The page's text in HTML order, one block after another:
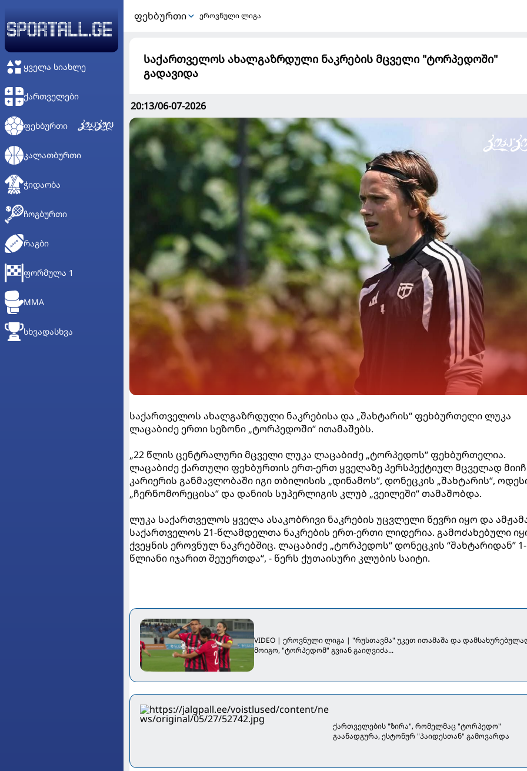
ᲧᲕᲔᲚᲐ ᲡᲘᲐᲮᲚᲔ
ᲥᲐᲠᲗᲕᲔᲚᲔᲑᲘ
ᲤᲔᲮᲑᲣᲠᲗᲘ
ᲙᲐᲚᲐᲗᲑᲣᲠᲗᲘ
ᲭᲘᲓᲐᲝᲑᲐ
ᲩᲝᲒᲑᲣᲠᲗᲘ
ᲠᲐᲒᲑᲘ
ᲤᲝᲠᲛᲣᲚᲐ 1
MMA
ᲡᲮᲕᲐᲓᲐᲡᲮᲕᲐ
ᲤᲔᲮᲑᲣᲠᲗᲘ ეროვნული ლიგა
საქართველოს ახალგაზრდული ნაკრების მცველი "ტორპედოში"
გადავიდა
20:13/06-07-2026
საქართველოს ახალგაზრდული ნაკრებისა და „შახტარის“ ფეხბურთელი ლუკა
ლაცაბიძე ერთი სეზონი „ტორპედოში“ ითამაშებს.
„22 წლის ცენტრალური მცველი ლუკა ლაცაბიძე „ტორპედოს“ ფეხბურთელია.
ლაცაბიძე ქართული ფეხბურთის ერთ-ერთ ყველაზე პერსპექტიულ მცველად
კარიერის განმავლობაში იგი თბილისის „დინამოს“, დონეცკის „შახტარის“,
„ჩერნომორეცისა“ და დანიის სუპერლიგის კლუბ „ვეილეში“ თამაშობდა.
ლუკა საქართველოს ყველა ასაკობრივი ნაკრების უცვლელი წევრი იყო და
საქართველოს 21-წლამდელთა ნაკრების ერთ-ერთი ლიდერია. გამოძახებული
ქვეყნის ეროვნულ ნაკრებშიც. ლაცაბიძე „ტორპედოს“ დონეცკის “შახტარიდან” 1-
წლიანი იჯარით შეუერთდა“, - წერს ქუთაისური კლუბის საიტი.
VIDEO | ეროვნული ლიგა | "რუსთავმა" უკეთ ითამაშა და
მოიგო, "ტორპედომ" გვიან გაიღვიძა...
ქართველების "ზირა", რომელმაც "ტორპედო"
გაანადგურა, ესტონურ "პაიდესთან" გამოვარდა